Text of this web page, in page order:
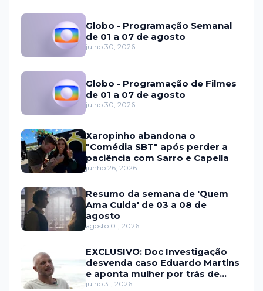
Globo - Programação Semanal
de 01 a 07 de agosto
julho 30, 2026
Globo - Programação de Filmes
de 01 a 07 de agosto
julho 30, 2026
Xaropinho abandona o
"Comédia SBT" após perder a
paciência com Sarro e Capella
junho 26, 2026
Resumo da semana de 'Quem
Ama Cuida' de 03 a 08 de
agosto
agosto 01, 2026
EXCLUSIVO: Doc Investigação
desvenda caso Eduardo Martins
e aponta mulher por trás de
fraude internacional
julho 31, 2026